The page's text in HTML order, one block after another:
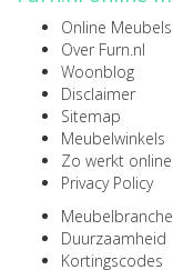
Online Meubels
Over Furn.nl
Woonblog
Disclaimer
Sitemap
Meubelwinkels
Zo werkt
Privacy Policy
Duurzaamheid
Kortingscodes